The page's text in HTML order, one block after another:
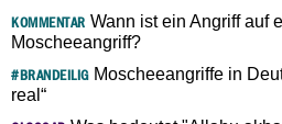
KOMMENTAR Wann ist ein Angriff auf
Moscheeangriff?
#BRANDEILIGMoscheeangriffe in
real“